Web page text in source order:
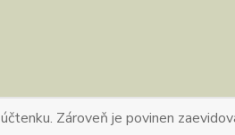
Zároveň je povinen